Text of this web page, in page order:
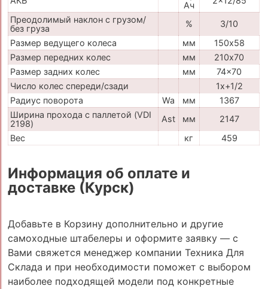
Ач
Преодолимый наклон с грузом/
без груза
%
3/10
Размер ведущего колеса
мм
150х58
Размер передних колес
мм
210х70
Размер задних колес
мм
74x70
Число колес спереди/сзади
1x+1/2
Радиус поворота
Wa мм
1367
Ширина прохода с паллетой (VDI
2198)
Ast мм
2147
Вес
кг 459
Информация об оплате и
доставке (Курск)
Добавьте в Корзину дополнительно и другие
самоходные штабелеры и оформите заявку — с
Вами свяжется менеджер компании Техника Для
Склада и при необходимости поможет с выбором
наиболее подходящей модели под конкретные